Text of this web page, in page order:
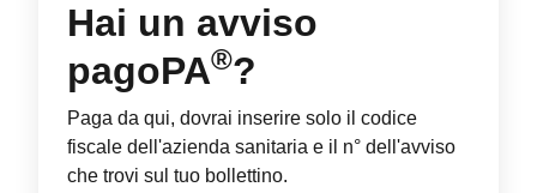
Hai un avviso
pagoPA®?
Paga da qui, dovrai inserire solo il codice
fiscale dell'azienda sanitaria e il n° dell'avviso
che trovi sul tuo bollettino.